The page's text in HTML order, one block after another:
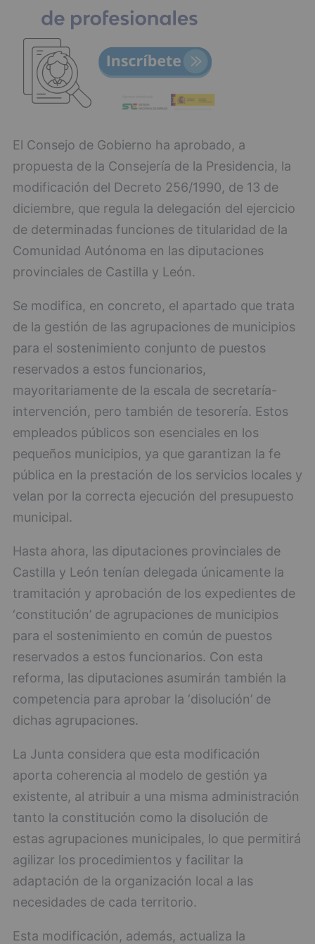
El Consejo de Gobierno ha aprobado, a
propuesta de la Consejería de la Presidencia, la
modificación del Decreto 256/1990, de 13 de
diciembre, que regula la delegación del ejercicio
de determinadas funciones de titularidad de la
Comunidad Autónoma en las diputaciones
provinciales de Castilla y León.
Se modifica, en concreto, el apartado que trata
de la gestión de las agrupaciones de municipios
para el sostenimiento conjunto de puestos
reservados a estos funcionarios,
mayoritariamente de la escala de secretaría-
intervención, pero también de tesorería. Estos
empleados públicos son esenciales en los
pequeños municipios, ya que garantizan la fe
pública en la prestación de los servicios locales y
velan por la correcta ejecución del presupuesto
municipal.
Hasta ahora, las diputaciones provinciales de
Castilla y León tenían delegada únicamente la
tramitación y aprobación de los expedientes de
‘constitución’ de agrupaciones de municipios
para el sostenimiento en común de puestos
reservados a estos funcionarios. Con esta
reforma, las diputaciones asumirán también la
competencia para aprobar la ‘disolución’ de
dichas agrupaciones.
La Junta considera que esta modificación
aporta coherencia al modelo de gestión ya
existente, al atribuir a una misma administración
tanto la constitución como la disolución de
estas agrupaciones municipales, lo que permitirá
agilizar los procedimientos y facilitar la
adaptación de la organización local a las
necesidades de cada territorio.
Esta modificación, además, actualiza la